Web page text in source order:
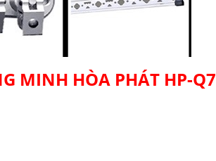
MINH HÒA PHÁT HP-Q7